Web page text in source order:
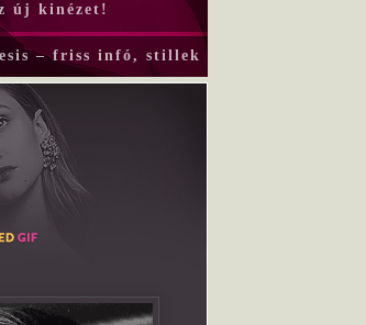
új kinézet!
– friss infó, stillek